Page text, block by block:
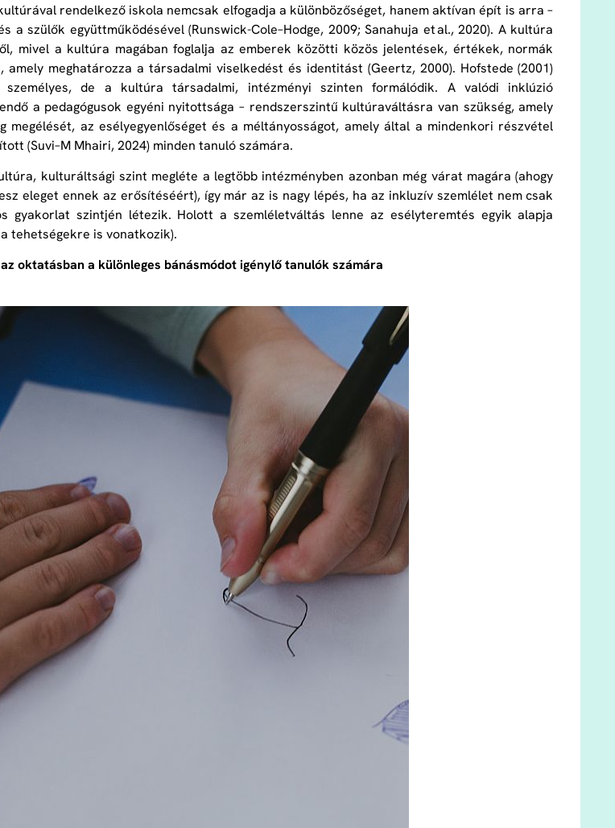
rendelkező iskola nemcsak elfogadja a különbözőséget, hanem aktívan épít is arra –
a szülők együttműködésével (Runswick-Cole–Hodge, 2009; Sanahuja et al., 2020). A kultúra
mivel a kultúra magában foglalja az emberek közötti közös jelentések, értékek, normák
amely meghatározza a társadalmi viselkedést és identitást (Geertz, 2000). Hofstede (2001)
de a kultúra társadalmi, intézményi szinten formálódik. A valódi inklúzió
a pedagógusok egyéni nyitottsága – rendszerszintű kultúraváltásra van szükség, amely
megélését, az esélyegyenlőséget és a méltányosságot, amely által a mindenkori részvétel
(Suvi–M Mhairi, 2024) minden tanuló számára.
kulturáltsági szint megléte a legtöbb intézményben azonban még várat magára (ahogy
eleget ennek az erősítéséért), így már az is nagy lépés, ha az inkluzív szemlélet nem csak
gyakorlat szintjén létezik. Holott a szemléletváltás lenne az esélyteremtés egyik alapja
tehetségekre is vonatkozik).
oktatásban a különleges bánásmódot igénylő tanulók számára